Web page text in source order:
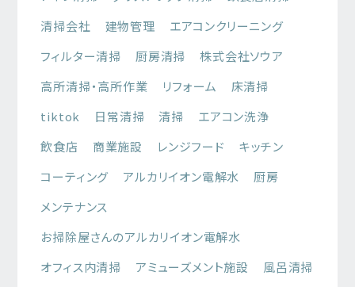
清掃会社
建物管理
エアコンクリーニング
フィルター清掃
厨房清掃
株式会社ソウア
高所清掃・高所作業
リフォーム
床清掃
tiktok
日常清掃 清掃
エアコン洗浄
飲食店
商業施設 レンジフード
キッチン
コーティング
アルカリイオン電解水
厨房
メンテナンス
お掃除屋さんのアルカリイオン電解水
オフィス内清掃
アミューズメント施設
風呂清掃